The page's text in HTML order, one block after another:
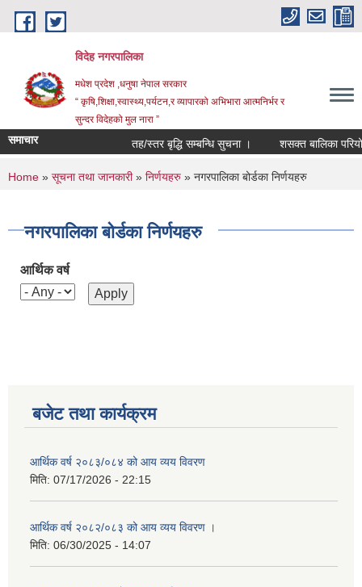
Skip to main content
विदेह नगरपालिका
मधेश प्रदेश ,धनुषा नेपाल सरकार
“ कृषि,शिक्षा,स्वास्थ्य,पर्यटन,र व्यापारको अभिभारा आत्मनिर्भर र
सुन्दर विदेहको मुल नारा ”
समाचार तह/स्तर बृद्धि सम्बन्धि सुचना । शसक्त बालिका
You are here
Home » सूचना तथा जानकारी» निर्णयहरु » नगरपालिका बोर्डका निर्णयहरु
नगरपालिका बोर्डका निर्णयहरु
आर्थिक वर्ष
बजेट तथा कार्यक्रम
आर्थिक वर्ष २०८३/०८४ को आय व्यय विवरण
मिति: 07/17/2026 - 22:15
आर्थिक वर्ष २०८२/०८३ को आय व्यय विवरण ।
मिति: 06/30/2025 - 14:07